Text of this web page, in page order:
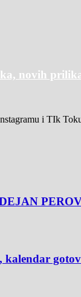
novih
i TIk